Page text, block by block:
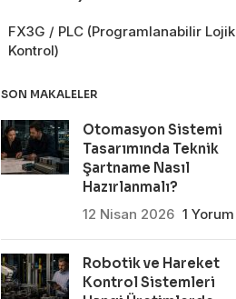
FX3G / PLC (Programlanabilir Lojik
Kontrol)
SON MAKALELER
Otomasyon Sistemi
Tasarımında Teknik
Şartname Nasıl
Hazırlanmalı?
12 Nisan 2026 1 Yorum
Robotik ve Hareket
Kontrol Sistemleri